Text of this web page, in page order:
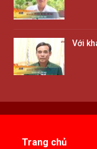
Với
Trang chủ